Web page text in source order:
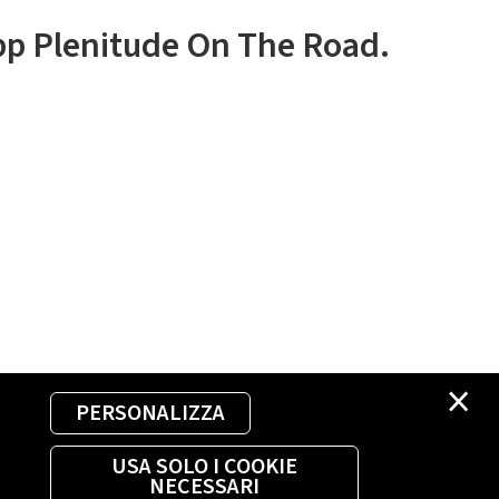
×
PERSONALIZZA
USA SOLO I COOKIE
NECESSARI
Plenitude On The Road.